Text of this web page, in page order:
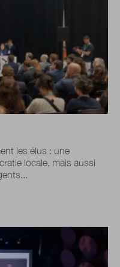
les élus : une
locale, mais aussi